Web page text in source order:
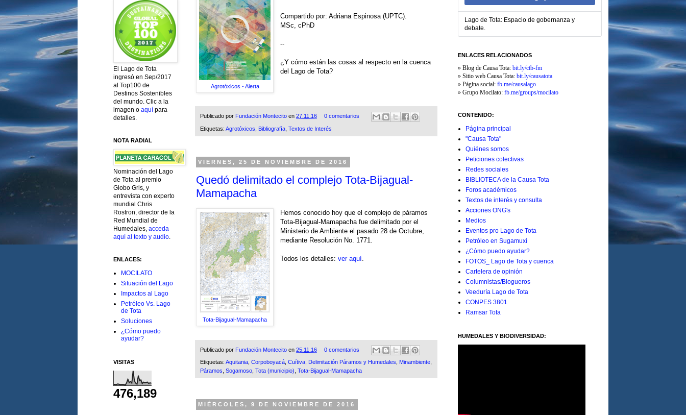
Agrotóxicos - Alerta
Compartido por: Adriana Espinosa (UPTC).
MSc, cPhD
--
¿Y cómo están las cosas al respecto en la cuenca
del Lago de Tota?
Publicado por Fundación Montecito en 27.11.16 0 comentarios
Etiquetas: Agrotóxicos Bibliografía Textos de Interés
VIERNES, 25 DE NOVIEMBRE DE 2016
Quedó delimitado el complejo Tota-Bijagual-
Mamapacha
Tota-Bijagual-Mamapacha
Hemos conocido hoy que el complejo de páramos
Tota-Bijagual-Mamapacha fue delimitado por el
Ministerio de Ambiente el pasado 28 de Octubre,
mediante Resolución No. 1771.
Todos los detalles:ver aquí.
Publicado por Fundación Montecito en 25.11.16 0 comentarios
Etiquetas: Aquitania Corpoboyacá Cuítiva Delimitación Páramos y Humedales Minambiente
Páramos Sogamoso Tota (municipio) Tota-Bijagual-Mamapacha
MIÉRCOLES, 9 DE NOVIEMBRE DE 2016
El Lago de Tota
ingresó en Sep/2017
al Top100 de
Destinos Sostenibles
del mundo. Clic a la
imagen o aquí para
detalles.
NOTA RADIAL
Nominación del Lago
de Tota al premio
Globo Gris, y
entrevista con experto
mundial Chris
Rostron, director de la
Red Mundial de
Humedales, acceda
aquí al texto y audio.
ENLACES:
MOCILATO
Situación del Lago
Impactos al Lago
Petróleo Vs. Lago
de Tota
Soluciones
¿Cómo puedo
ayudar?
VISITAS
476,189
Lago de Tota: Espacio de gobernanza y
debate.
ENLACES RELACIONADOS
» Blog de Causa Tota: bit.ly/ctb-fm
» Sitio web Causa Tota: bit.ly/causatota
» Página social: fb.me/causalago
» Grupo Mocilato: fb.me/groups/mocilato
CONTENIDO:
Página principal
"Causa Tota"
Quiénes somos
Peticiones colectivas
Redes sociales
BIBLIOTECA de la Causa Tota
Foros académicos
Textos de interés y consulta
Acciones ONG's
Medios
Eventos pro Lago de Tota
Petróleo en Sugamuxi
¿Cómo puedo ayudar?
FOTOS_ Lago de Tota y cuenca
Cartelera de opinión
Columnistas/Blogueros
Veeduría Lago de Tota
CONPES 3801
Ramsar Tota
HUMEDALES Y BIODIVERSIDAD: